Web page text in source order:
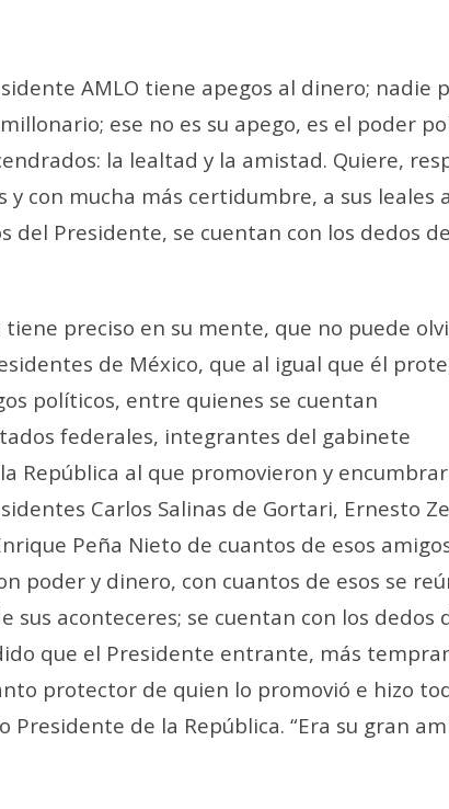
AMLO tiene apegos al dinero; nadie
ese no es su apego, es el poder
la lealtad y la amistad. Quiere,
y con mucha más certidumbre, a sus leales
del Presidente, se cuentan con los dedos
preciso en su mente, que no puede
de México, que al igual que él
políticos, entre quienes se cuentan
federales, integrantes del gabinete
República al que promovieron y
Carlos Salinas de Gortari, Ernesto
Peña Nieto de cuantos de esos
poder y dinero, con cuantos de esos se
aconteceres; se cuentan con los dedos
que el Presidente entrante, más
protector de quien lo promovió e hizo
de la República. “Era su gran